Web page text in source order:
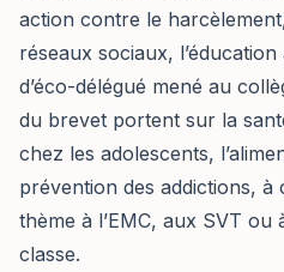
action contre le
réseaux sociaux,
d’éco-délégué mené au
du brevet portent sur la
chez les adolescents,
prévention des addictions, à
thème à l’EMC, aux SVT
classe.